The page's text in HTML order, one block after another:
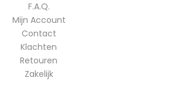
F.A.Q.
Mijn Account
Contact
Klachten
Retouren
Zakelijk